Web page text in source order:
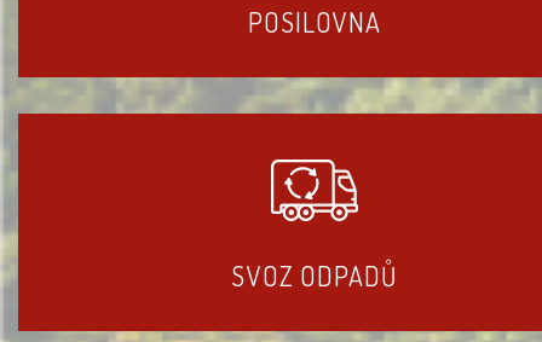
POSILOVNA
SVOZ ODPADŮ